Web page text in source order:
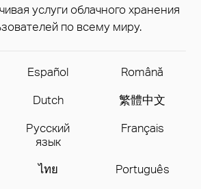
услуги облачного хранения
по всему миру.
Español
Română
Dutch
繁體中文
Русский
язык
Français
ไทย
Português